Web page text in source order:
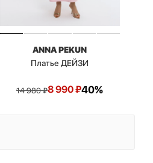
ANNA PEKUN
Платье ДЕЙЗИ
14 980₽8 990₽40%